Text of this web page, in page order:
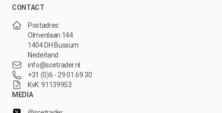
CONTACT
Postadres:
Olmenlaan 144
1404 DH Bussum
Nederland
info@scetrader.nl
+31 (0)6 - 29 01 69 30
KvK: 91139953
MEDIA